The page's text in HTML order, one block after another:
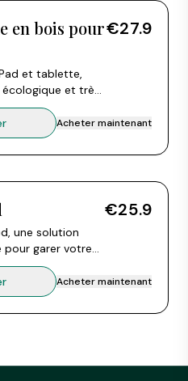
en bois pour
et tablette,
et très
pour
droit et en
plus confortable
une
€27.9
Acheter maintenant
une solution
pour garer votre
Installation
en hêtre
€25.9
Acheter maintenant